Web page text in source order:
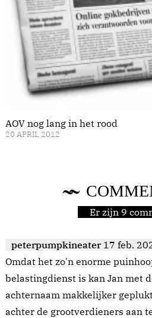
AOV nog lang in het rood
20 APRIL 2012
Er zijn 9
peterpumpkineater 17 feb.
Omdat het zo'n enorme
belastingdienst is kan Jan met
achternaam makkelijker
achter de grootverdieners aan